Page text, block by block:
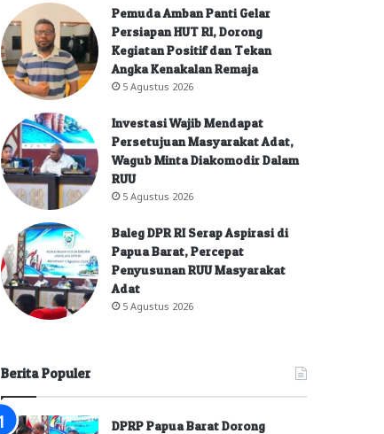
Pemuda Amban Panti Gelar
Persiapan HUT RI, Dorong
Kegiatan Positif dan Tekan
Angka Kenakalan Remaja
5 Agustus 2026
Investasi Wajib Mendapat
Persetujuan Masyarakat Adat,
Wagub Minta Diakomodir Dalam
RUU
5 Agustus 2026
Baleg DPR RI Serap Aspirasi di
Papua Barat, Percepat
Penyusunan RUU Masyarakat
Adat
5 Agustus 2026
Berita Populer
DPRP Papua Barat Dorong